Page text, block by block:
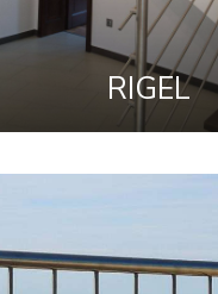
RIGEL